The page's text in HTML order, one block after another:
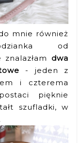
mnie również
od
znalazłam dwa
- jeden z
i czterema
pięknie
szufladki, w